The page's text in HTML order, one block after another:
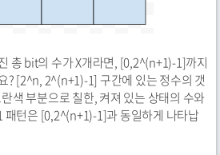
총 bit의 수가 X개라면, [0,2^(n+1)-1]까지
? [2^n, 2^(n+1)-1] 구간에 있는 정수의 갯
색 부분으로 칠한, 켜져 있는 상태의 수와
패턴은 [0,2^(n+1)-1]과 동일하게 나타납